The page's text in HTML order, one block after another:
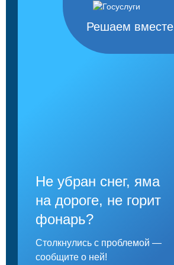
Решаем вместе
Не убран снег, яма
на дороге, не горит
фонарь?
Столкнулись с проблемой —
сообщите о ней!